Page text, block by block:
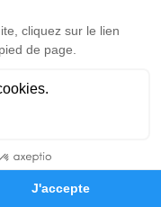
Hommages
rends hommage
funéraire